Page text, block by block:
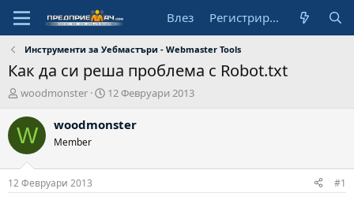
Влез Регистрирай се
Инструменти за Уебмастъри - Webmaster Tools
Как да си реша проблема с Robot.txt
А
т
о
woodmonster
Н
ч
д
12 Февруари 2013
W woodmonster
Member
12 Февруари 2013 #1